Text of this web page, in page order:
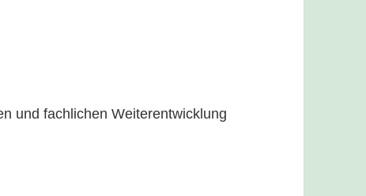
und fachlichen Weiterentwicklung